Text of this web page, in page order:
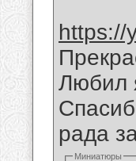
https://
Любил
рада
Миниатюры